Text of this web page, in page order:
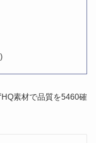
HQ素材で品質を5460確